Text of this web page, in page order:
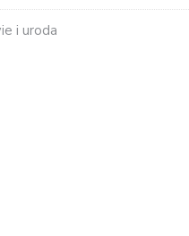
i uroda